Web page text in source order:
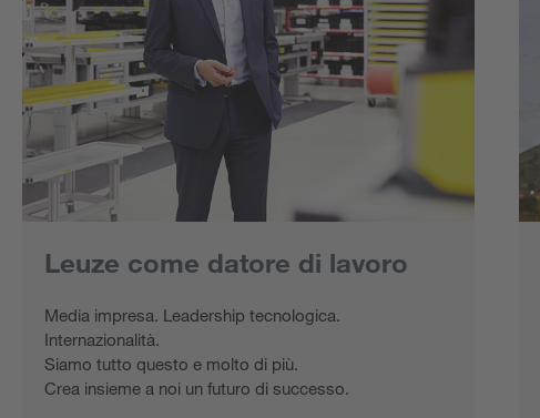
Leuze come datore di lavoro
Media impresa. Leadership tecnologica.
Internazionalità.
Siamo tutto questo e molto di più.
Crea insieme a noi un futuro di successo.